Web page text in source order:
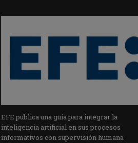
EFE publica una guía para integrar la
inteligencia artificial en sus procesos
informativos con supervisión humana